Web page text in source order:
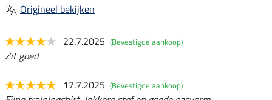
Origineel bekijken
22.7.2025 (Bevestigde aankoop)
Zit goed
17.7.2025 (Bevestigde aankoop)